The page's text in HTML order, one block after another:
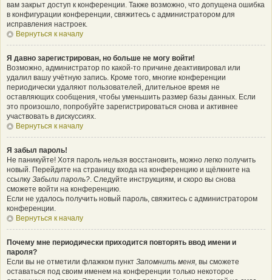
вам закрыт доступ к конференции. Также возможно, что допущена ошибка
в конфигурации конференции, свяжитесь с администратором для
исправления настроек.
Вернуться к началу
Я давно зарегистрирован, но больше не могу войти!
Возможно, администратор по какой-то причине деактивировал или
удалил вашу учётную запись. Кроме того, многие конференции
периодически удаляют пользователей, длительное время не
оставляющих сообщения, чтобы уменьшить размер базы данных. Если
это произошло, попробуйте зарегистрироваться снова и активнее
участвовать в дискуссиях.
Вернуться к началу
Я забыл пароль!
Не паникуйте! Хотя пароль нельзя восстановить, можно легко получить
новый. Перейдите на страницу входа на конференцию и щёлкните на
ссылку Забыли пароль?. Следуйте инструкциям, и скоро вы снова
сможете войти на конференцию.
Если не удалось получить новый пароль, свяжитесь с администратором
конференции.
Вернуться к началу
Почему мне периодически приходится повторять ввод имени и
пароля?
Если вы не отметили флажком пункт Запомнить меня, вы сможете
оставаться под своим именем на конференции только некоторое